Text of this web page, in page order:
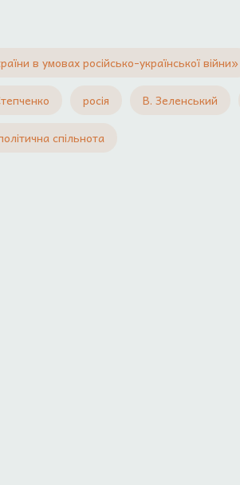
в умовах російсько-української війни»
росія В. Зеленський
спільнота
Війна росії проти України: аналіз